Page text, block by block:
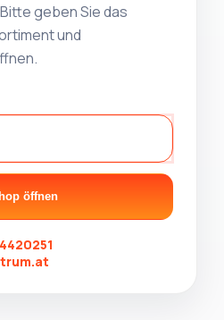
geben Sie das
und
öffnen